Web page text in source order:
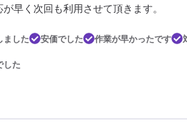
早く次回も利用させて頂きます。
ました 安価でした 作業が早かったです
した